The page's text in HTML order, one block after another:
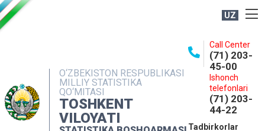
UZ
O‘ZBEKISTON RESPUBLIKASI
MILLIY STATISTIKA
QO‘MITASI
TOSHKENT
VILOYATI
Call Center
(71) 203-
45-00
Ishonch
telefonlari
(71) 203-
44-22
Tadbirkorlar
NASHRLAR
INTERAKTIV XIZMATLAR
MATBUOT XIZMATI